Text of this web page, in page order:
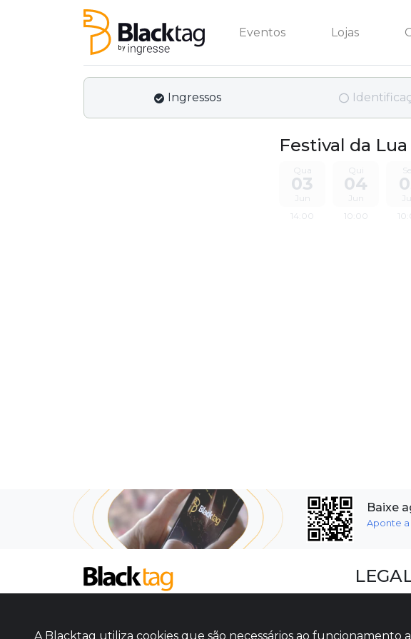
Eventos Lojas
Ingressos
Festival da
Qua
03
Jun
14:00
Qui
04
Jun
10:00
Baixe
Aponte a
A Blacktag utiliza cookies que são necessários ao